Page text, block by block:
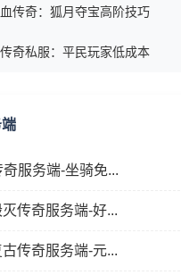
传奇：狐月夺宝高阶技巧
奇私服：平民玩家低成本
服务端-坐骑免...
传奇服务端-好...
传奇服务端-元...